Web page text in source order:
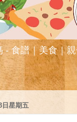
- 食譜｜美食｜
日星期五